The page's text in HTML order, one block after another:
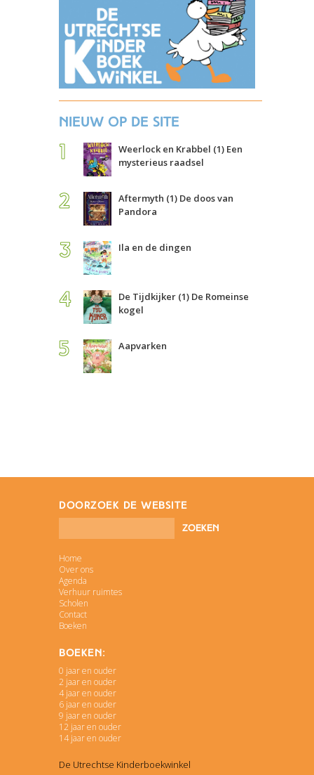
Nieuw op de site
Weerlock en Krabbel (1) Een
mysterieus raadsel
Aftermyth (1) De doos van
Pandora
Ila en de dingen
De Tijdkijker (1) De Romeinse
kogel
Aapvarken
doorzoek de website
Home
Over ons
Agenda
Verhuur ruimtes
Scholen
Contact
Boeken
Boeken:
0 jaar en ouder
2 jaar en ouder
4 jaar en ouder
6 jaar en ouder
9 jaar en ouder
12 jaar en ouder
14 jaar en ouder
De Utrechtse Kinderboekwinkel